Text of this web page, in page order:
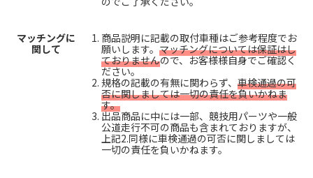
マッチングに
関して
商品説明に記載の取付車種はご参考程度でお
願いします。 マッチングについては保証はし
ておりませんので、お客様様自身でご確認く
ださい。
規格の記載の有無に関わらず、 車検通過の可
否に関しましては一切の責任を負いかねま
す。
出品商品に中には一部、競技用パーツや一般
公道走行不可の商品も含まれておりますが、
上記2.同様に車検通過の可否に関しましては
一切の責任を負いかねます。